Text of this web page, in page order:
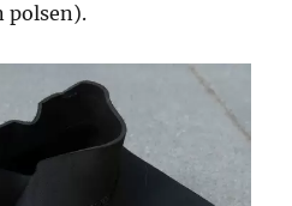
polsen).